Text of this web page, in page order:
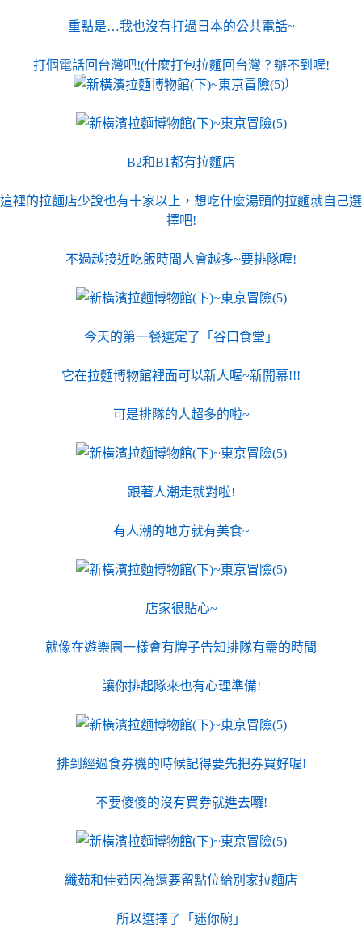
重點是…我也沒有打過日本的公共電話~
打個電話回台灣吧!(什麼打包拉麵回台灣？辦不到喔!
)
B2和B1都有拉麵店
這裡的拉麵店少說也有十家以上，想吃什麼湯頭的拉麵就自己選
擇吧!
不過越接近吃飯時間人會越多~要排隊喔!
今天的第一餐選定了「谷口食堂」
它在拉麵博物館裡面可以新人喔~新開幕!!!
可是排隊的人超多的啦~
跟著人潮走就對啦!
有人潮的地方就有美食~
店家很貼心~
就像在遊樂園一樣會有牌子告知排隊有需的時間
讓你排起隊來也有心理準備!
排到經過食券機的時候記得要先把券買好喔!
不要傻傻的沒有買券就進去囉!
纖茹和佳茹因為還要留點位給別家拉麵店
所以選擇了「迷你碗」